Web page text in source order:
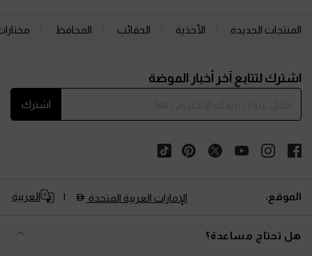
المنتجات الجديدة الأحذية الحقائب المحافظ
اشترك لتتابع آخر أخبار الموضة
اشترك
الموقع: الإمارات العربية المتحدة العربية
هل تحتاج مساعدة؟